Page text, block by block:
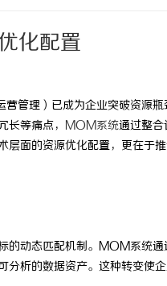
化配置
管理）已成为企业突破资源
长等痛点， MOM系统通过整合
层面的资源优化配置，更在于
的动态匹配机制。MOM系统
分析的数据资产。这种转变使